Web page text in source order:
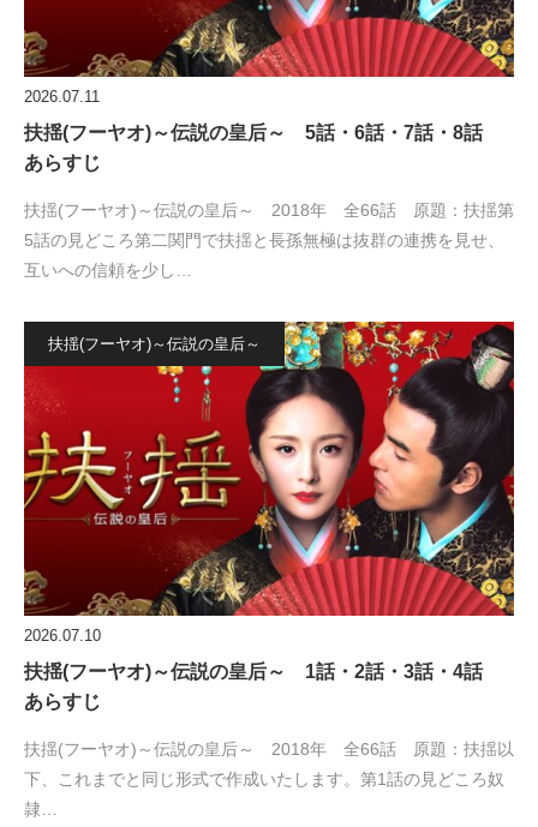
2026.07.11
扶揺(フーヤオ)～伝説の皇后～ 5話・6話・7話・8話
あらすじ
扶揺(フーヤオ)～伝説の皇后～ 2018年 全66話 原題：扶揺第
5話の見どころ第二関門で扶揺と長孫無極は抜群の連携を見せ、
互いへの信頼を少し…
扶揺(フーヤオ)～伝説の皇后～
2026.07.10
扶揺(フーヤオ)～伝説の皇后～ 1話・2話・3話・4話
あらすじ
扶揺(フーヤオ)～伝説の皇后～ 2018年 全66話 原題：扶揺以
下、これまでと同じ形式で作成いたします。第1話の見どころ奴
隷…